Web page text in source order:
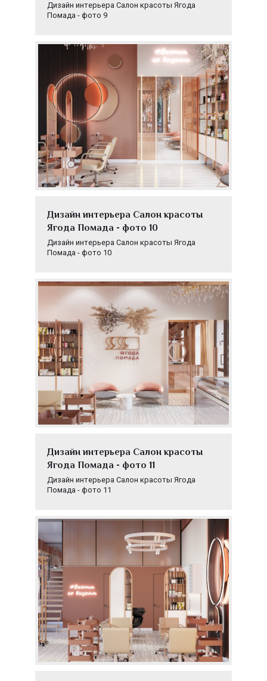
Дизайн интерьера Салон красоты Ягода
Помада - фото 9
Дизайн интерьера Салон красоты
Ягода Помада - фото 10
Дизайн интерьера Салон красоты Ягода
Помада - фото 10
Дизайн интерьера Салон красоты
Ягода Помада - фото 11
Дизайн интерьера Салон красоты Ягода
Помада - фото 11